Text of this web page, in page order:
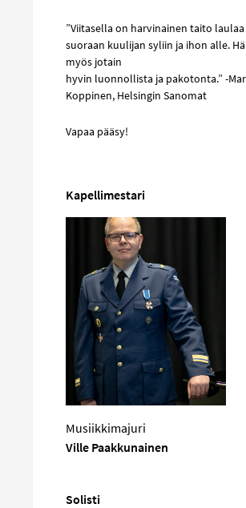
”Viitasella on harvinainen taito laulaa
suoraan kuulijan syliin ja ihon alle.
myös jotain
hyvin luonnollista ja pakotonta.” -
Koppinen, Helsingin Sanomat
Vapaa pääsy!
Kapellimestari
Musiikkimajuri
Ville Paakkunainen
Solisti